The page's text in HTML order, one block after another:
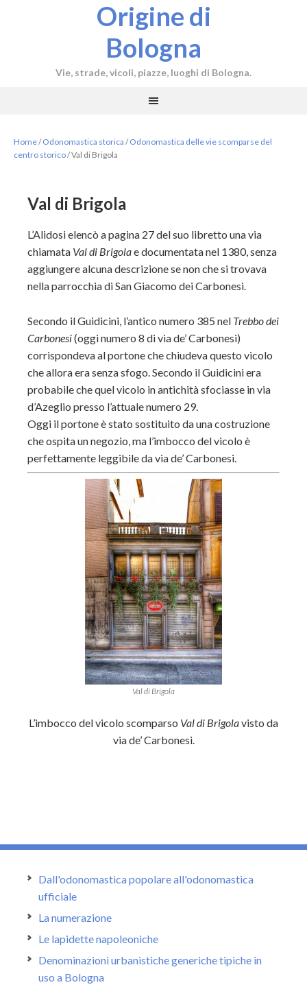
Origine di
Bologna
Vie, strade, vicoli, piazze, luoghi di Bologna.
Home/ Odonomastica storica / Odonomastica delle vie scomparse del
centro storico/Val di Brigola
Val di Brigola
L’Alidosi elencò a pagina 27 del suo libretto una via
chiamata Val di Brigolae documentata nel 1380, senza
aggiungere alcuna descrizione se non che si trovava
nella parrocchia di San Giacomo dei Carbonesi.
Secondo il Guidicini, l’antico numero 385 nel Trebbo dei
Carbonesi(oggi numero 8 di via de’ Carbonesi)
corrispondeva al portone che chiudeva questo vicolo
che allora era senza sfogo. Secondo il Guidicini era
probabile che quel vicolo in antichità sfociasse in via
d’Azeglio presso l’attuale numero 29.
Oggi il portone è stato sostituito da una costruzione
che ospita un negozio, ma l’imbocco del vicolo è
perfettamente leggibile da via de’ Carbonesi.
Val di Brigola
L’imbocco del vicolo scomparso Val di Brigolavisto da
via de’ Carbonesi.
Dall'odonomastica popolare all'odonomastica
ufficiale
La numerazione
Le lapidette napoleoniche
Denominazioni urbanistiche generiche tipiche in
uso a Bologna